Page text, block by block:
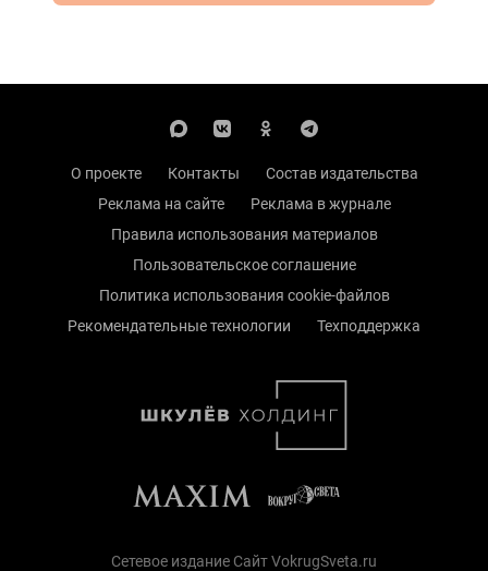
О проекте Контакты
Состав издательства
Реклама на сайте
Реклама в журнале
Правила использования материалов
Пользовательское соглашение
Политика использования cookie-файлов
Рекомендательные технологии
Техподдержка
Сетевое издание Сайт VokrugSveta.ru